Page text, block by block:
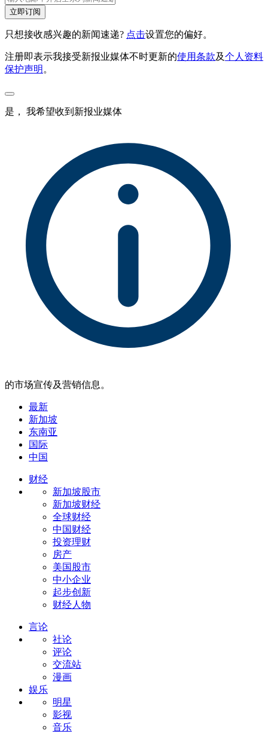
立即订阅
只想接收感兴趣的新闻速递? 点击设置您的偏好。
注册即表示我接受新报业媒体不时更新的使用条款及个人资料
保护声明。
是， 我希望收到新报业媒体
的市场宣传及营销信息。
最新
新加坡
东南亚
国际
中国
财经
新加坡股市
新加坡财经
全球财经
中国财经
投资理财
房产
美国股市
中小企业
起步创新
财经人物
言论
社论
评论
交流站
漫画
娱乐
明星
影视
音乐